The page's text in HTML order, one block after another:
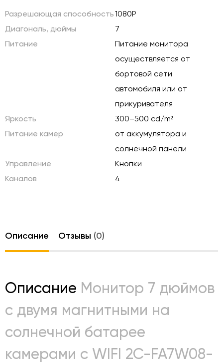
Разрешающая способность1080P
Диагональ, дюймы
7
Питание
Питание монитора
осуществляется от
бортовой сети
автомобиля или от
прикуривателя
Яркость
300–500 cd/m²
Питание камер
от аккумулятора и
солнечной панели
Управление
Кнопки
Каналов
4
Описание Отзывы (0)
Описание Монитор 7 дюймов
с двумя магнитными на
солнечной батарее
камерами с WIFI 2C-FA7W08-